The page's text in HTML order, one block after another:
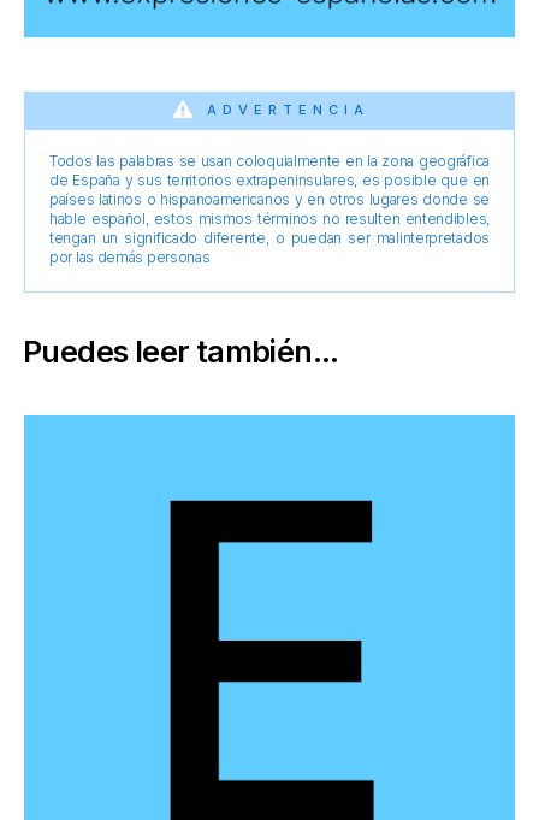
ADVERTENCIA
Todos las palabras se usan coloquialmente en la zona geográfica
de España y sus territorios extrapeninsulares, es posible que en
países latinos o hispanoamericanos y en otros lugares donde se
hable español, estos mismos términos no resulten entendibles,
tengan un significado diferente, o puedan ser malinterpretados
por las demás personas
Puedes leer también...